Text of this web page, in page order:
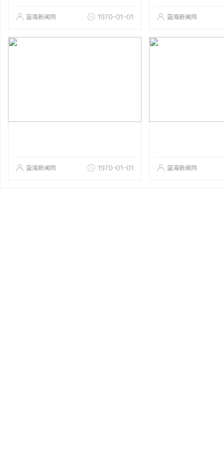
蓝海新闻网 1970-01-01 蓝海新闻网
蓝海新闻网 1970-01-01 蓝海新闻网